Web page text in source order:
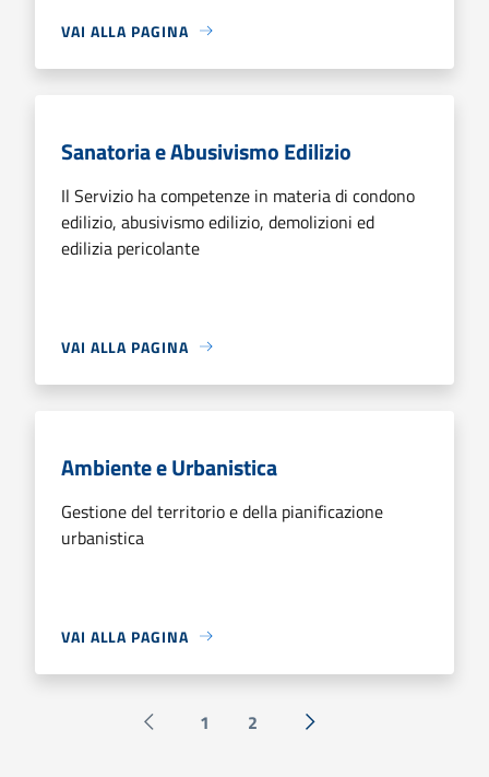
VAI ALLA PAGINA
Sanatoria e Abusivismo Edilizio
Il Servizio ha competenze in materia di condono
edilizio, abusivismo edilizio, demolizioni ed
edilizia pericolante
VAI ALLA PAGINA
Ambiente e Urbanistica
Gestione del territorio e della pianificazione
urbanistica
VAI ALLA PAGINA
Pagina precedente
1 2 Successiva »